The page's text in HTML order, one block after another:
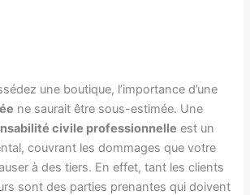
une boutique, l’importance d’une
ne saurait être sous-estimée. Une
civile professionnelle est un
couvrant les dommages que votre
à des tiers. En effet, tant les clients
sont des parties prenantes qui doivent